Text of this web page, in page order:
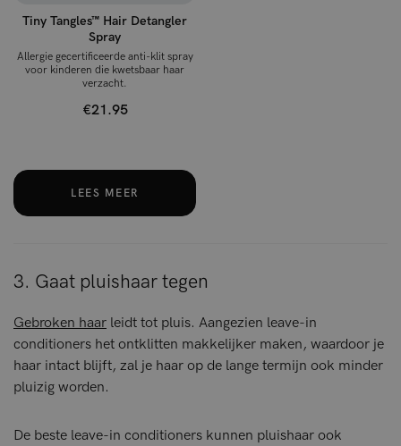
Tiny Tangles™ Hair Detangler
Spray
Allergie gecertificeerde anti-klit spray
voor kinderen die kwetsbaar haar
verzacht.
€21.95
LEES MEER
3. Gaat pluishaar tegen
Gebroken haar leidt tot pluis. Aangezien leave-in
conditioners het ontklitten makkelijker maken, waardoor je
haar intact blijft, zal je haar op de lange termijn ook minder
pluizig worden.
De beste leave-in conditioners kunnen pluishaar ook